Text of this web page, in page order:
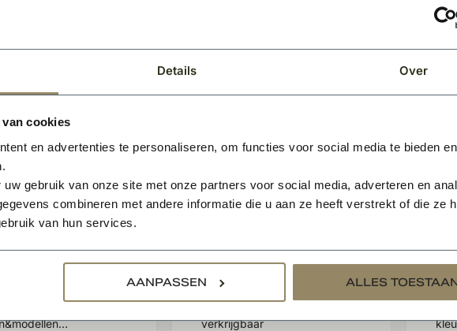
Details Over
cookies
en advertenties te personaliseren, om functies voor social media te bieden
gebruik van onze site met onze partners voor social media, adverteren en
combineren met andere informatie die u aan ze heeft verstrekt of die ze
van hun services.
AANPASSEN ALLES
Pure Line
verouderd
Te bestellen
120mm voor buiten
Uitermate geschikt voor
buiten
verkrijgbaar
Te
T-